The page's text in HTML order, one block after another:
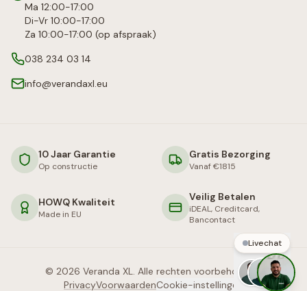
Ma 12:00-17:00
Di-Vr 10:00-17:00
Za 10:00-17:00 (op afspraak)
038 234 03 14
info@verandaxl.eu
10 Jaar Garantie
Op constructie
Gratis Bezorging
Vanaf €1815
HOWQ Kwaliteit
Made in EU
Veilig Betalen
iDEAL, Creditcard,
Bancontact
© 2026 Veranda XL. Alle rechten voorbehouden.
PrivacyVoorwaardenCookie-instellingen
Livechat